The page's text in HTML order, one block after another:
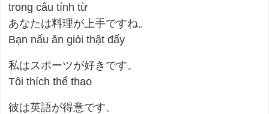
trong câu tính từ
あなたは料理が上手ですね。
Bạn nấu ăn giỏi thật đấy
私はスポーツが好きです。
Tôi thích thể thao
彼は英語が得意です。